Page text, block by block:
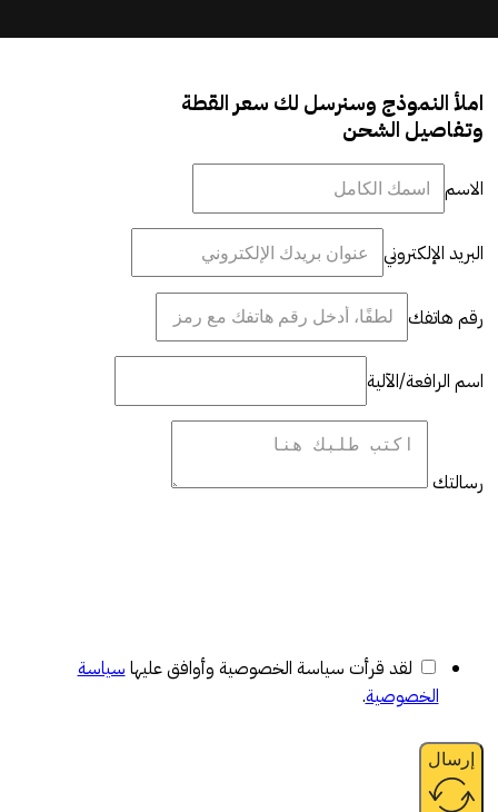
املأ النموذج وسنرسل لك سعر القطة
وتفاصيل الشحن
الاسم
البريد الإلكتروني
رقم هاتفك
اسم الرافعة/الآلية
رسالتك
لقد قرأت سياسة الخصوصية وأوافق عليها سياسة
الخصوصية.
إرسال